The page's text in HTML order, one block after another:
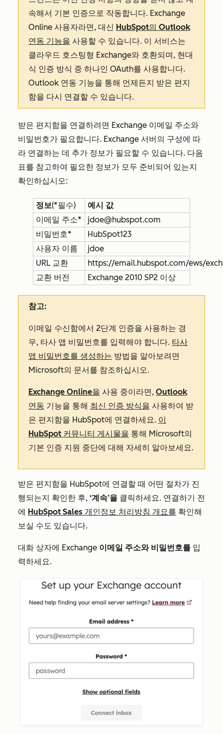
속해서 기본 인증으로 작동합니다. Exchange
Online 사용자라면, 대신 HubSpot의 Outlook
연동 기능을 사용할 수 있습니다. 이 서비스는
클라우드 호스팅형 Exchange와 호환되며, 현대
식 인증 방식 중 하나인 OAuth를 사용합니다.
Outlook 연동 기능을 통해 언제든지 받은 편지
함을 다시 연결할 수 있습니다.
받은 편지함을 연결하려면 Exchange 이메일 주소와
비밀번호가 필요합니다. Exchange 서버의 구성에 따
라 연결하는 데 추가 정보가 필요할 수 있습니다. 다음
표를 참고하여 필요한 정보가 모두 준비되어 있는지
확인하십시오:
정보(*필수)
예시 값
이메일 주소*
jdoe@hubspot.com
비밀번호*
HubSpot123
사용자 이름
jdoe
URL 교환
https://email.hubspot.com/ews/
교환 버전
Exchange 2010 SP2 이상
참고:
이메일 수신함에서 2단계 인증을 사용하는 경
우, 타사 앱 비밀번호를 입력해야 합니다. 타사
앱 비밀번호를 생성하는 방법을 알아보려면
Microsoft의 문서를 참조하십시오.
Exchange Online을 사용 중이라면, Outlook
연동 기능을 통해 최신 인증 방식을 사용하여 받
은 편지함을 HubSpot에 연결하세요. 이
HubSpot 커뮤니티 게시물을 통해 Microsoft의
기본 인증 지원 중단에 대해 자세히 알아보세요.
받은 편지함을 HubSpot에 연결할 때 어떤 절차가 진
행되는지 확인한 후, ‘계속’을 클릭하세요. 연결하기 전
에 HubSpot Sales 개인정보 처리방침 개요를 확인해
보실 수도 있습니다.
대화 상자에 Exchange 이메일 주소와 비밀번호를 입
력하세요.